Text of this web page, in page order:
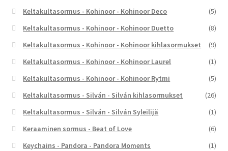
Keltakultasormus - Kohinoor - Kohinoor Deco
(5)
Keltakultasormus - Kohinoor - Kohinoor Duetto
(8)
Keltakultasormus - Kohinoor - Kohinoor kihlasormukset
(9)
Keltakultasormus - Kohinoor - Kohinoor Laurel
(1)
Keltakultasormus - Kohinoor - Kohinoor Rytmi
(5)
Keltakultasormus - Silván - Silván kihlasormukset
(26)
Keltakultasormus - Silván - Silván Syleilijä
(1)
Keraaminen sormus - Beat of Love
(6)
Keychains - Pandora - Pandora Moments
(1)